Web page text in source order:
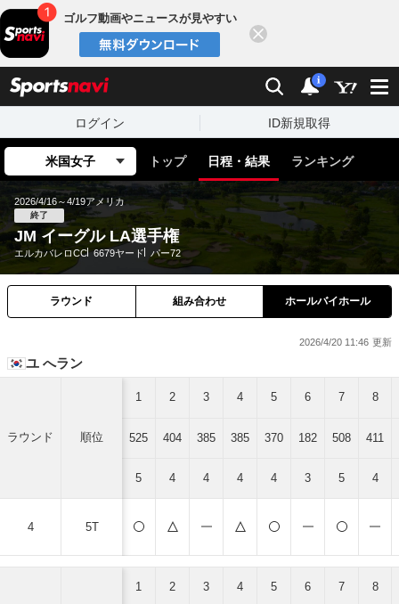
ゴルフ動画やニュースが見やすい
検索 通知
i
ログイン ID新規取得
米国女子 トップ 日程・結果 ランキング
2026/4/16～4/19アメリカ
終了
JM イーグル LA選手権
エルカバレロCC 6679ヤード パー72
ラウンド 組み合わせ ホールバイホール
2026/4/20 11:46
ユ へラン
ラウンド 順位
4 5T
1 2 3 4 5 6 7 8
525 404 385 385 370 182 508 411
5 4 4 4 4 3 5 4
1 2 3 4 5 6 7 8